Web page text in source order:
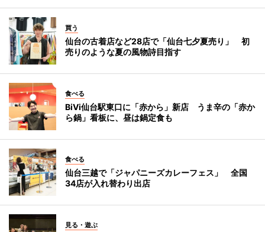
買う
仙台の古着店など28店で「仙台七夕夏売り」 初
売りのような夏の風物詩目指す
食べる
BiVi仙台駅東口に「赤から」新店 うま辛の「赤か
ら鍋」看板に、昼は鍋定食も
食べる
仙台三越で「ジャパニーズカレーフェス」 全国
34店が入れ替わり出店
見る・遊ぶ